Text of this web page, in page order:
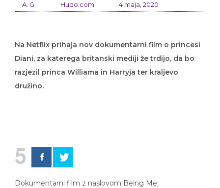
A. G. Hudo.com 4 maja, 2020
Na Netflix prihaja nov dokumentarni film o princesi
Diani, za katerega britanski mediji že trdijo, da bo
razjezil princa Williama in Harryja ter kraljevo
družino.
5
Dokumentarni film z naslovom Being Me: